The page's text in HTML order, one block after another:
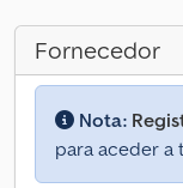
Fornecedor
Nota:
para aceder a